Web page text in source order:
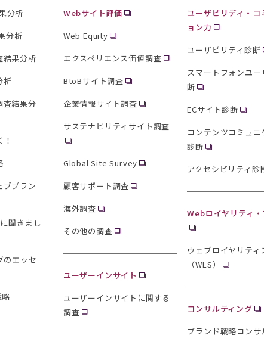
分析
分析
結果分析
析
査結果分
ブブラン
聞きまし
のエッセ
Webサイト評価
Web Equity
エクスペリエンス価値調査
BtoBサイト調査
企業情報サイト調査
サステナビリティサイト調査
Global Site Survey
顧客サポート調査
海外調査
その他の調査
ユーザーインサイト
ユーザーインサイトに関する
調査
ユーザビリディ・コ
ョン力
ユーザビリティ診断
スマートフォンユー
断
ECサイト診断
コンテンツコミュ
診断
アクセシビリティ診
Webロイヤリティ
ウェブロイヤリティ
（WLS）
コンサルティング
ブランド戦略コンサ